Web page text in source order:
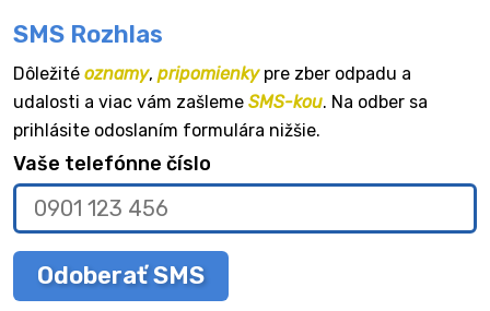
SMS Rozhlas
Dôležité oznamy, pripomienkypre zber odpadu a
udalosti a viac vám zašleme SMS-kou. Na odber sa
prihlásite odoslaním formulára nižšie.
Vaše telefónne číslo
Odoberať SMS